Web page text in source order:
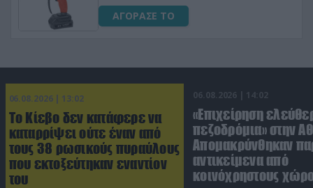
ΑΓΟΡΑΣΕ ΤΟ
06.08.2026 | 13:02
Το Κίεβο δεν κατάφερε να
καταρρίψει ούτε έναν από
τους 38 ρωσικούς πυραύλους
που εκτοξεύτηκαν εναντίον
του
06.08.2026 | 14:02
«Επιχείρηση
πεζοδρόμια» στην
Απομακρύνθηκαν
αντικείμενα από
κοινόχρηστους